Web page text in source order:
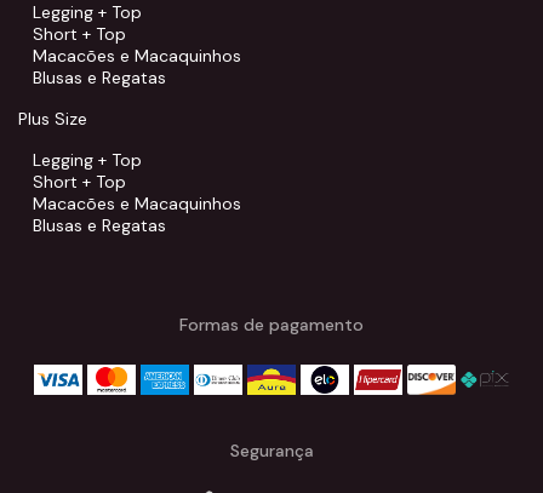
Legging + Top
Short + Top
Macacões e Macaquinhos
Blusas e Regatas
Plus Size
Legging + Top
Short + Top
Macacões e Macaquinhos
Blusas e Regatas
Formas de pagamento
Segurança